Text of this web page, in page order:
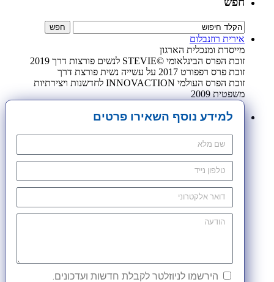
אירית רוזנבלום
מייסדת ומנכלית הארגון
זוכת הפרס הבינלאומי ©STEVIE לנשים פורצות דרך 2019
זוכת פרס רפפורט 2017 על עשייה נשית פורצת דרך
זוכת הפרס העולמי INNOVACTION לחדשנות ויצירתיות
משפטית 2009
למידע נוסף השאירו פרטים
הירשמו לניוזלטר לקבלת חדשות ועדכונים.